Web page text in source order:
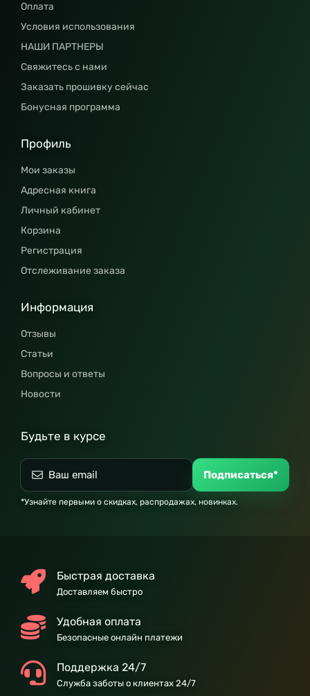
Оплата
Условия использования
НАШИ ПАРТНЕРЫ
Свяжитесь с нами
Заказать прошивку сейчас
Бонусная программа
Профиль
Мои заказы
Адресная книга
Личный кабинет
Корзина
Регистрация
Отслеживание заказа
Информация
Отзывы
Статьи
Вопросы и ответы
Новости
Будьте в курсе
Подписаться*
*Узнайте первыми о скидках, распродажах, новинках.
Быстрая доставка
Доставляем быстро
Удобная оплата
Безопасные онлайн платежи
Поддержка 24/7
Служба заботы о клиентах 24/7